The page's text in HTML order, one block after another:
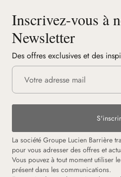
Inscrivez-vous à
Newsletter
Des offres exclusives et des
La société Groupe Lucien Barrière
pour vous adresser des offres et
Vous pouvez à tout moment utiliser
présent dans les communications.